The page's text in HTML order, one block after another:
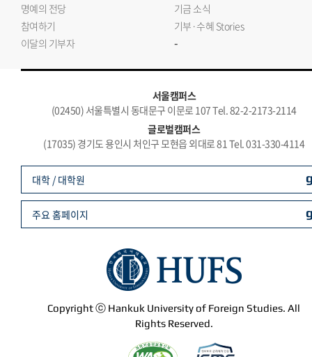
명예의 전당
기금 소식
참여하기
기부·수혜 Stories
이달의 기부자
-
서울캠퍼스
(02450) 서울특별시 동대문구 이문로 107 Tel. 82-2-2173-2114
글로벌캠퍼스
(17035) 경기도 용인시 처인구 모현읍 외대로 81 Tel. 031-330-4114
Copyright ⓒ Hankuk University of Foreign Studies. All
Rights Reserved.
대학 / 대학원
주요 홈페이지